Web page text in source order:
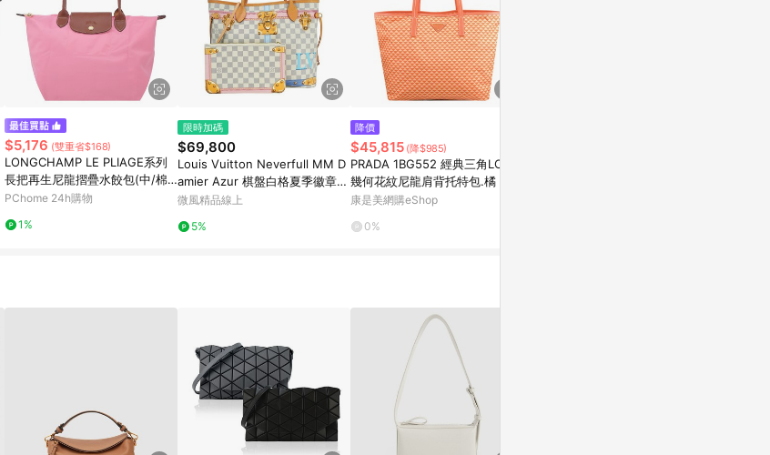
$5,176 (雙重省$168)
LONGCHAMP LE PLIAGE系列
長把再生尼龍摺疊水餃包(中/棉
花糖粉)
PChome 24h購物
1%
限時加碼
$69,800
Louis Vuitton Neverfull MM D
amier Azur 棋盤白格夏季徽章帆
布托特包
微風精品線上
5%
降價
$45,815 (降$985)
PRADA 1BG552 經典三角LOGO
幾何花紋尼龍肩背托特包.橘
康是美網購eShop
0%